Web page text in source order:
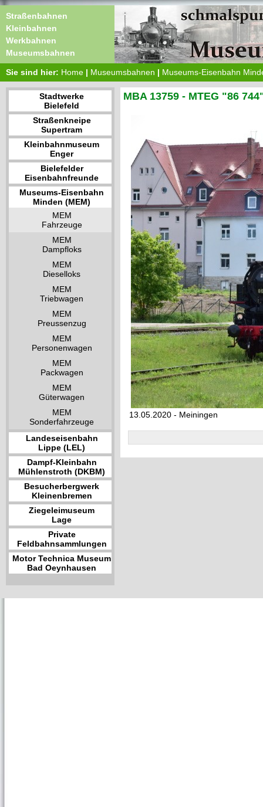
Straßenbahnen
Kleinbahnen
Werkbahnen
Museumsbahnen
Sie sind hier: Home | Museumsbahnen | Museums-Eisenbahn
Stadtwerke
Bielefeld
Straßenkneipe
Supertram
Kleinbahnmuseum
Enger
Bielefelder
Eisenbahnfreunde
Museums-Eisenbahn
Minden (MEM)
MEM
Fahrzeuge
MEM
Dampfloks
MEM
Dieselloks
MEM
Triebwagen
MEM
Preussenzug
MEM
Personenwagen
MEM
Packwagen
MEM
Güterwagen
MEM
Sonderfahrzeuge
Landeseisenbahn
Lippe (LEL)
Dampf-Kleinbahn
Mühlenstroth (DKBM)
Besucherbergwerk
Kleinenbremen
Ziegeleimuseum
Lage
Private
Feldbahnsammlungen
Motor Technica Museum
Bad Oeynhausen
MBA 13759 - MTEG "86
13.05.2020 - Meiningen